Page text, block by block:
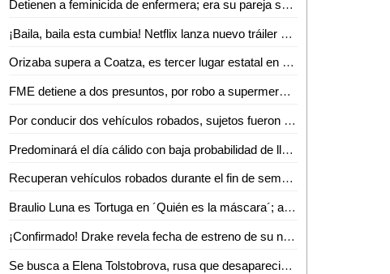
Detienen a feminicida de enfermera; era su pareja sentimental
¡Baila, baila esta cumbia! Netflix lanza nuevo tráiler de ´Selena: La serie´; mira el adelanto (VIDEO)
Orizaba supera a Coatza, es tercer lugar estatal en casos de Covid-19
FME detiene a dos presuntos, por robo a supermercados
Por conducir dos vehículos robados, sujetos fueron detenidos
Predominará el día cálido con baja probabilidad de lluvia
Recuperan vehículos robados durante el fin de semana en SLP
Braulio Luna es Tortuga en ´Quién es la máscara´; así descubrió su identidad (VIDEO)
¡Confirmado! Drake revela fecha de estreno de su nuevo disco
Se busca a Elena Tolstobrova, rusa que desapareció en Puerto Vallarta